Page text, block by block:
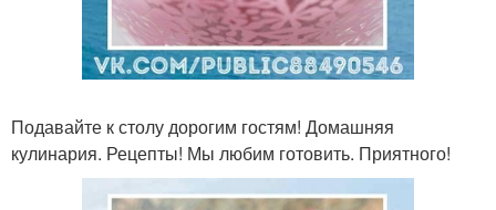
Подавайте к столу дорогим гостям! Домашняя
кулинария. Рецепты! Мы любим готовить. Приятного!